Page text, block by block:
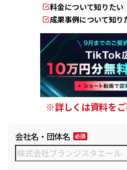
料金について知りたい
成果事例について知り
※詳しくは資料を
会社名・団体名